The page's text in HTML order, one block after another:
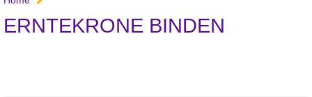
ERNTEKRONE BINDEN